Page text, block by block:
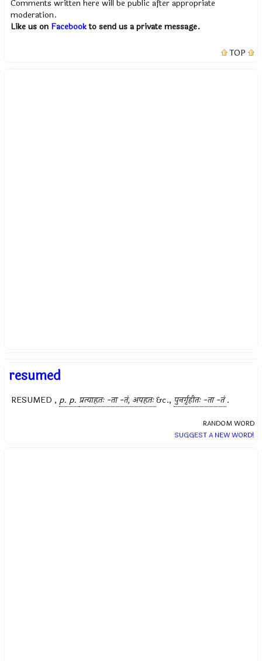
Comments written here will be public after appropriate
moderation.
Like us on Facebookto send us a private message.
TOP
resumed
RESUMED ,p. p. प्रत्याहृतः -ता -तं, अपहृतः&c., पुनर्गृहीतः -ता -तं .
RANDOM WORD
SUGGEST A NEW WORD!